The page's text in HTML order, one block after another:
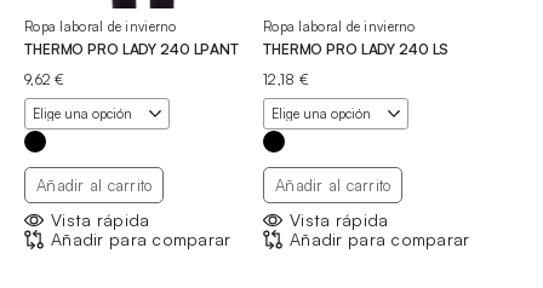
Ropa laboral de invierno
THERMO PRO LADY 240 LPANT
9,62€
Añadir al carrito
Vista rápida
Añadir para comparar
Ropa laboral de invierno
THERMO PRO LADY 240 LS
12,18 €
Añadir al carrito
Vista rápida
Añadir para comparar